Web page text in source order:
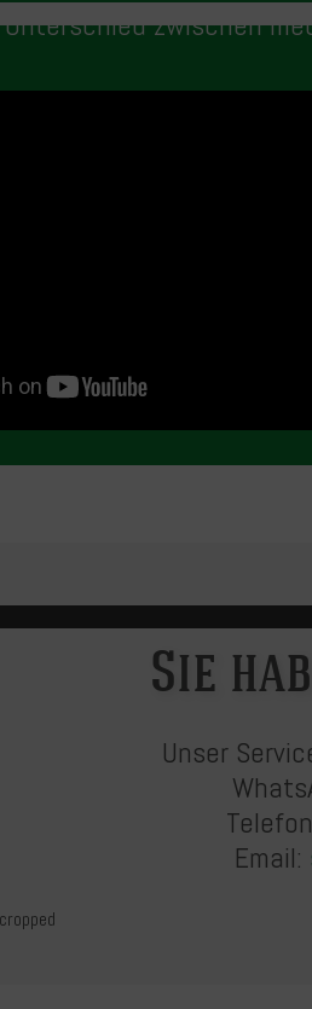
zwischen
Sie
Unser
Email: